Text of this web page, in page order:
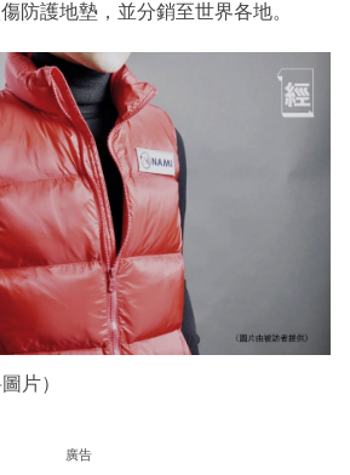
防護地墊，並分銷至世界各地。
片）
廣告